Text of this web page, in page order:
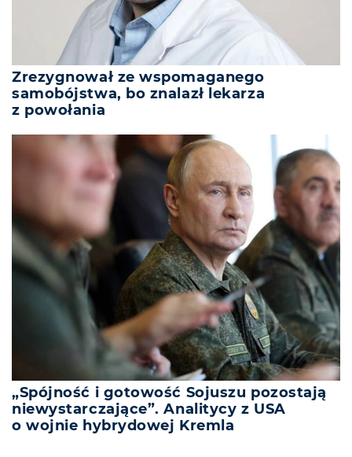
Zrezygnował ze wspomaganego
samobójstwa, bo znalazł lekarza
z powołania
„Spójność i gotowość Sojuszu pozostają
niewystarczające”. Analitycy z USA
o wojnie hybrydowej Kremla